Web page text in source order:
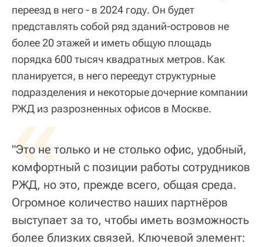
переезд в него - в 2024 году. Он будет
представлять собой ряд зданий-островов не
более 20 этажей и иметь общую площадь
порядка 600 тысяч квадратных метров. Как
планируется, в него переедут структурные
подразделения и некоторые дочерние компании
РЖД из разрозненных офисов в Москве.
«
"Это не только и не столько офис, удобный,
комфортный с позиции работы сотрудников
РЖД, но это, прежде всего, общая среда.
Огромное количество наших партнёров
выступает за то, чтобы иметь возможность
более близких связей. Ключевой элемент: